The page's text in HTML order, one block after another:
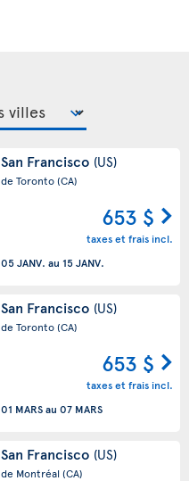
San Francisco (US)
de Toronto(CA)
653 $
taxes et frais incl.
05 JANV. au 15 JANV.
San Francisco (US)
de Toronto(CA)
653 $
taxes et frais incl.
01 MARSau 07 MARS
San Francisco (US)
de Montréal(CA)